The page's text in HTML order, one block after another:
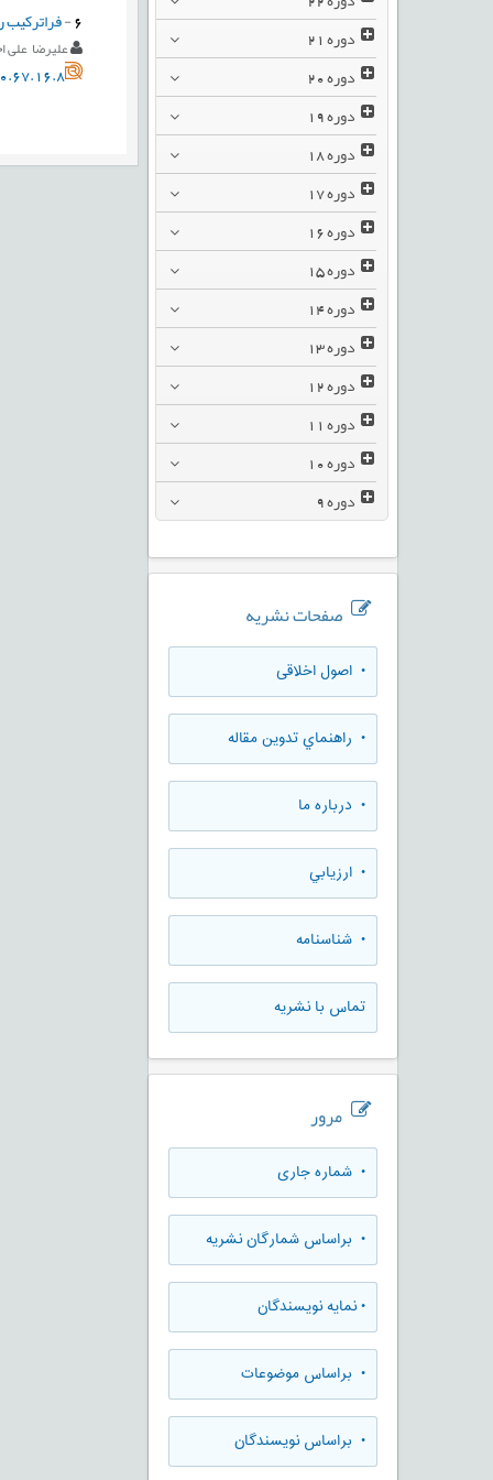
دوره
دوره
دوره
دوره
دوره
دوره
دوره
دوره
دوره
دوره
دوره
دوره
دوره
صفحات نشریه
• اصول اخلاقی
• راهنماي تدوين مقاله
• درباره ما
• ارزيابي
• شناسنامه
تماس با نشریه
مرور
• شماره جاری
• براساس شمارگان نشریه
•نمایه نویسندگان
• براساس موضوعات
• براساس نویسندگان
6
-
علیرضا علی